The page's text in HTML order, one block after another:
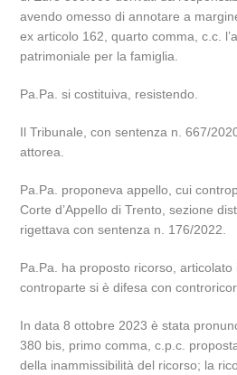
avendo omesso di annotare a
ex articolo 162, quarto comma, c.c.
patrimoniale per la famiglia.
Pa.Pa. si costituiva, resistendo.
Il Tribunale, con sentenza n. 667/
attorea.
Pa.Pa. proponeva appello, cui
Corte d’Appello di Trento, sezione
rigettava con sentenza n. 176/2022.
Pa.Pa. ha proposto ricorso, articolato
controparte si è difesa con
In data 8 ottobre 2023 è stata
380 bis, primo comma, c.p.c.
della inammissibilità del ricorso; la